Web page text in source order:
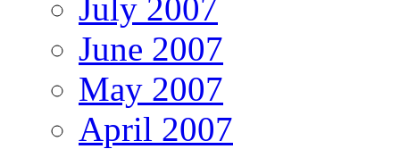
July 2007
June 2007
May 2007
April 2007